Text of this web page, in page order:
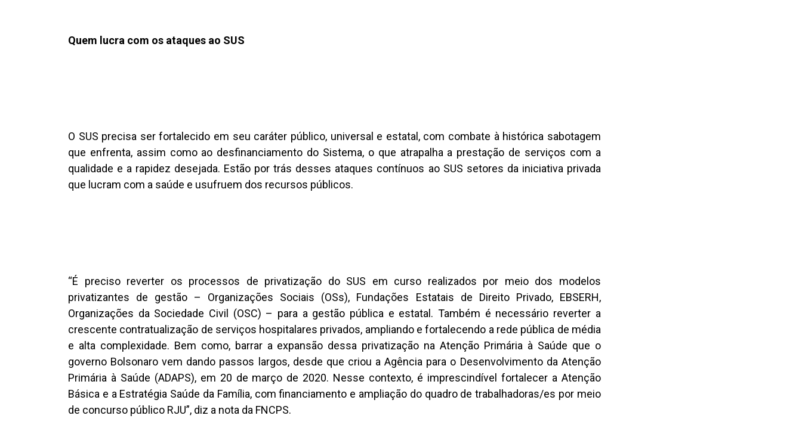
Quem lucra com os ataques ao SUS
O SUS precisa ser fortalecido em seu caráter público, universal e estatal, com combate à histórica sabotagem
que enfrenta, assim como ao desfinanciamento do Sistema, o que atrapalha a prestação de serviços com a
qualidade e a rapidez desejada. Estão por trás desses ataques contínuos ao SUS setores da iniciativa privada
que lucram com a saúde e usufruem dos recursos públicos.
“É preciso reverter os processos de privatização do SUS em curso realizados por meio dos modelos
privatizantes de gestão – Organizações Sociais (OSs), Fundações Estatais de Direito Privado, EBSERH,
Organizações da Sociedade Civil (OSC) – para a gestão pública e estatal. Também é necessário reverter a
crescente contratualização de serviços hospitalares privados, ampliando e fortalecendo a rede pública de média
e alta complexidade. Bem como, barrar a expansão dessa privatização na Atenção Primária à Saúde que o
governo Bolsonaro vem dando passos largos, desde que criou a Agência para o Desenvolvimento da Atenção
Primária à Saúde (ADAPS), em 20 de março de 2020. Nesse contexto, é imprescindível fortalecer a Atenção
Básica e a Estratégia Saúde da Família, com financiamento e ampliação do quadro de trabalhadoras/es por meio
de concurso público RJU”, diz a nota da FNCPS.